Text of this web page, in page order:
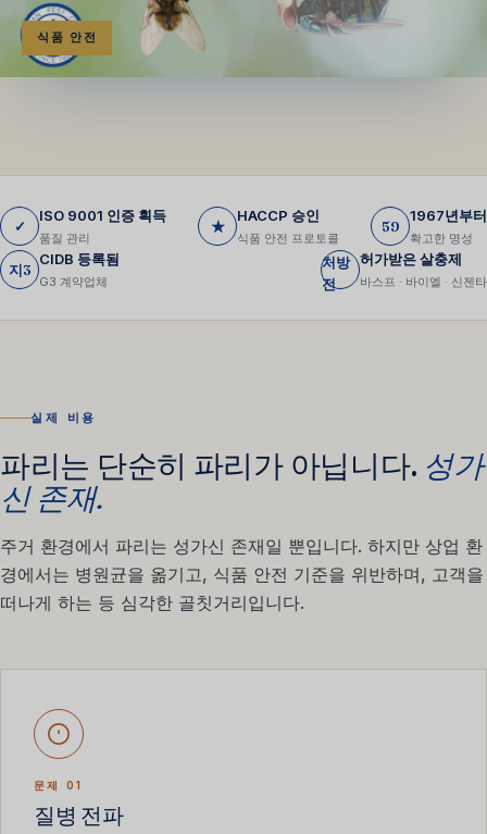
식품 안전
✓
ISO 9001 인증 획득
품질 관리
★
HACCP 승인
식품 안전 프로토콜
59
1967년부터
확고한 명성
지3
CIDB 등록됨
G3 계약업체
처방
전
허가받은 살충제
바스프 · 바이엘 · 신젠타
실제 비용
파리는 단순히 파리가 아닙니다. 성가
신 존재.
주거 환경에서 파리는 성가신 존재일 뿐입니다. 하지만 상업 환
경에서는 병원균을 옮기고, 식품 안전 기준을 위반하며, 고객을
떠나게 하는 등 심각한 골칫거리입니다.
문제 01
질병 전파